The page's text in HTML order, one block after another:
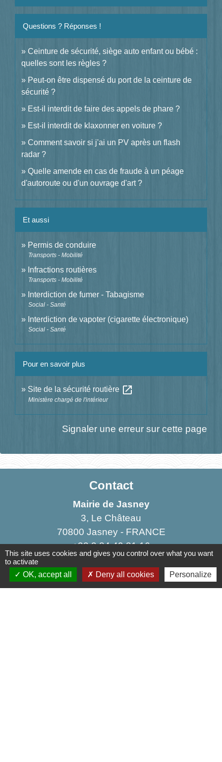
Questions ? Réponses !
Ceinture de sécurité, siège auto enfant ou bébé :
quelles sont les règles ?
Peut-on être dispensé du port de la ceinture de
sécurité ?
Est-il interdit de faire des appels de phare ?
Est-il interdit de klaxonner en voiture ?
Comment savoir si j'ai un PV après un flash
radar ?
Quelle amende en cas de fraude à un péage
d'autoroute ou d'un ouvrage d'art ?
Et aussi
Permis de conduire
Transports - Mobilité
Infractions routières
Transports - Mobilité
Interdiction de fumer - Tabagisme
Social - Santé
Interdiction de vapoter (cigarette électronique)
Social - Santé
Pour en savoir plus
Site de la sécurité routière open_in_new
Ministère chargé de l'intérieur
Signaler une erreur sur cette page
Contact
Mairie de Jasney
3, Le Château
70800 Jasney - FRANCE
+33 3 84 49 81 16
This site uses cookies and gives you control over what you want
to activate
OK, accept all
Deny all cookies Personalize